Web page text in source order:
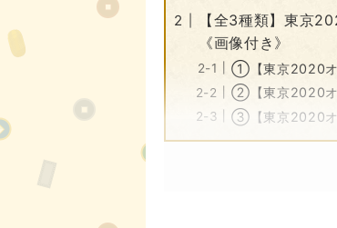
【全3種類】東京
《画像付き》
①【東京2020オ
②【東京2020オ
③【東京2020オ